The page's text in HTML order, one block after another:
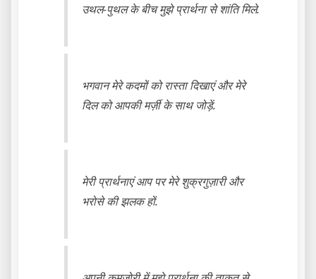
उथल-पुथल के बीच मुझे प्रार्थना से शांति मिले.
भगवान मेरे कदमों को रास्ता दिखाएं और मेरे
दिल को आपकी मर्ज़ी के साथ जोड़ें.
मेरी प्रार्थनाएं आप पर मेरे शुक्रगुज़ारी और
भरोसे की झलक हों.